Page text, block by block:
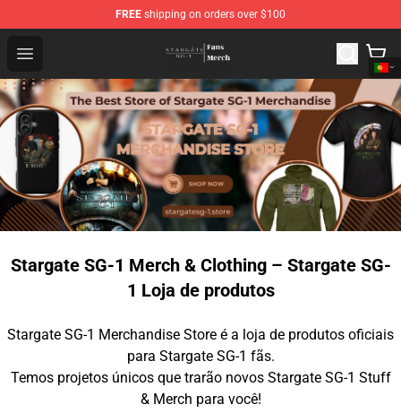
FREE shipping on orders over $100
Open menu
Stargate SG-1 Store - Official Stargate SG-1
Stargate SG-1 Merch & Clothing – Stargate SG-
1 Loja de produtos
Stargate SG-1 Merchandise Store é a loja de produtos oficiais
para Stargate SG-1 fãs.
Temos projetos únicos que trarão novos Stargate SG-1 Stuff
& Merch para você!